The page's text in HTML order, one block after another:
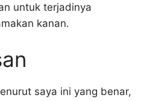
untuk terjadinya
kanan.
saya ini yang benar,